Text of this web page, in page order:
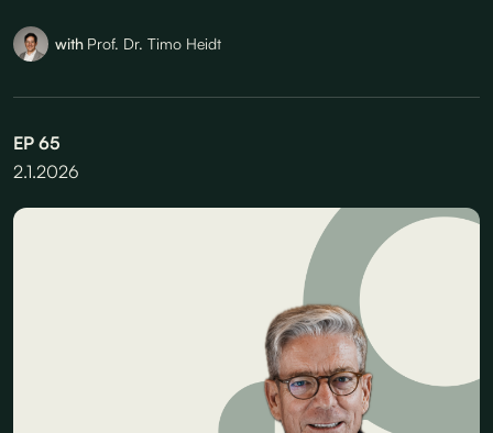
with Prof. Dr. Timo Heidt
EP 65
2.1.2026